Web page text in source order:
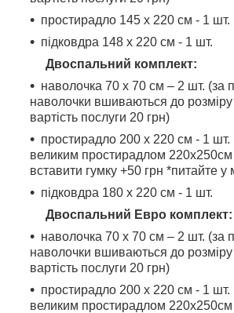
простирадло 145 х 220 см - 1 шт.
підковдра 148 х 220 см - 1 шт.
Двоспальний комплект:
наволочка 70 х 70 см – 2 шт. (за
наволочки вшиваються до
вартість послуги 20 грн)
простирадло 200 х 220 см - 1 шт.
великим простирадлом 220х250см
вставити гумку +50 грн *питайте
підковдра 180 х 220 см - 1 шт.
Двоспальний Евро комплект:
наволочка 70 х 70 см – 2 шт. (за
наволочки вшиваються до
вартість послуги 20 грн)
простирадло 200 х 220 см - 1 шт.
великим простирадлом